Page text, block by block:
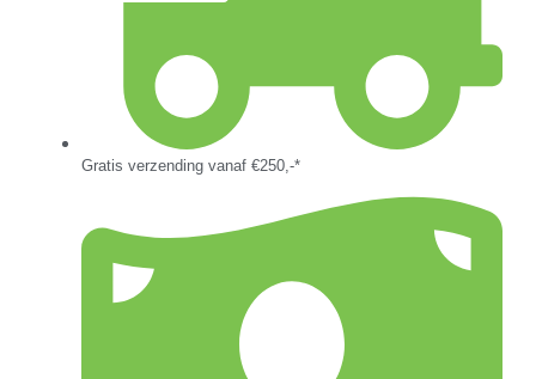
Gratis verzending vanaf €250,-*